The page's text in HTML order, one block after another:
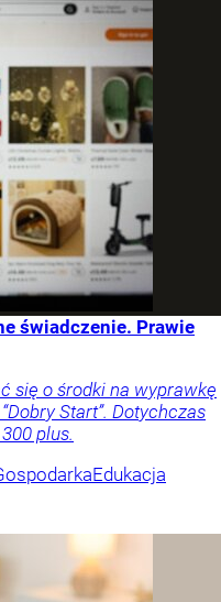
świadczenie. Prawie
się o środki na wyprawkę
Start”. Dotychczas
plus.
Edukacja